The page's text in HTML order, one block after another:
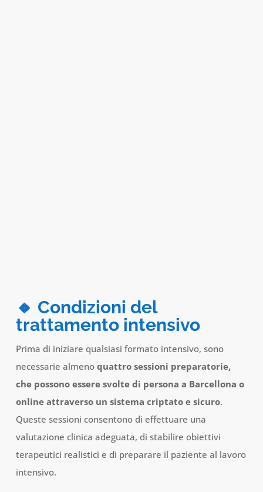
🔸 Condizioni del
trattamento intensivo
Prima di iniziare qualsiasi formato intensivo, sono
necessarie almeno quattro sessioni preparatorie,
che possono essere svolte di persona a Barcellona o
online attraverso un sistema criptato e sicuro.
Queste sessioni consentono di effettuare una
valutazione clinica adeguata, di stabilire obiettivi
terapeutici realistici e di preparare il paziente al lavoro
intensivo.